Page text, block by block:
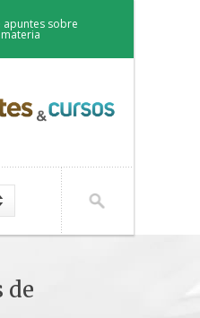
apuntes sobre
de